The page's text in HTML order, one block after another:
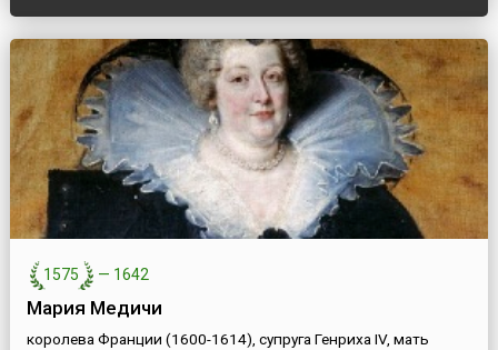
1575 — 1642
Мария Медичи
королева Франции (1600-1614), супруга Генриха IV, мать